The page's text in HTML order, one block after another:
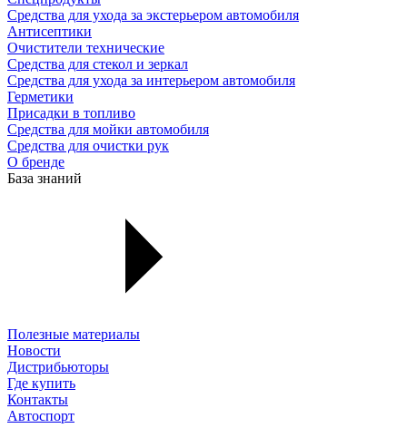
Средства для ухода за экстерьером автомобиля
Антисептики
Очистители технические
Средства для стекол и зеркал
Средства для ухода за интерьером автомобиля
Герметики
Присадки в топливо
Средства для мойки автомобиля
Средства для очистки рук
О бренде
База знаний
Полезные материалы
Новости
Дистрибьюторы
Где купить
Контакты
Автоспорт